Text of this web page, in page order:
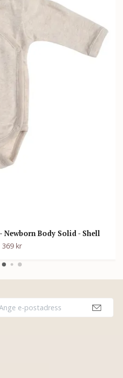
Newborn Body Solid - Shell
369 kr